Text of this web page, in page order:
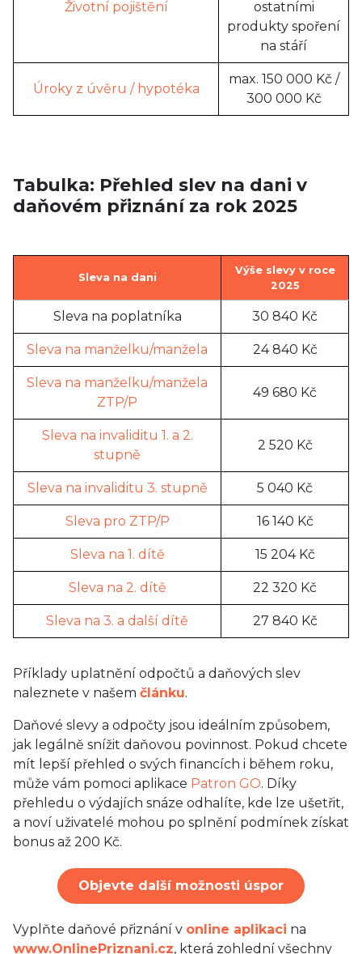
Životní pojištění
ostatními
produkty spoření
na stáří
Úroky z úvěru / hypotéka
max. 150 000 Kč /
300 000 Kč
Tabulka: Přehled slev na dani v
daňovém přiznání za rok 2025
Sleva na dani
Výše slevy v roce
2025
Sleva na poplatníka 30 840 Kč
Sleva na manželku/manžela 24 840 Kč
Sleva na manželku/manžela
ZTP/P
49 680 Kč
Sleva na invaliditu 1. a 2.
stupně
2 520 Kč
Sleva na invaliditu 3. stupně 5 040 Kč
Sleva pro ZTP/P 16 140 Kč
Sleva na 1. dítě 15 204 Kč
Sleva na 2. dítě 22 320 Kč
Sleva na 3. a další dítě 27 840 Kč
Příklady uplatnění odpočtů a daňových slev
naleznete v našem článku.
Daňové slevy a odpočty jsou ideálním způsobem,
jak legálně snížit daňovou povinnost. Pokud chcete
mít lepší přehled o svých financích i během roku,
může vám pomoci aplikace Patron GO. Díky
přehledu o výdajích snáze odhalíte, kde lze ušetřit,
a noví uživatelé mohou po splnění podmínek získat
bonus až 200 Kč.
Objevte další možnosti úspor
Vyplňte daňové přiznání v online aplikaci na
www.OnlinePriznani.cz, která zohlední všechny